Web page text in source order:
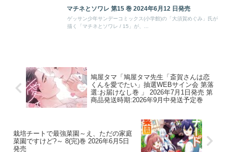
マチネとソワレ 第15 巻 2024年6月12 日発売
ゲッサン少年サンデーコミックス(小学館)の「大須賀めぐみ」氏が
描く「マチネとソワレ / 15」が、...
鳩屋タマ「鳩屋タマ先生「斎賀さんは恋
くんを愛でたい」抽選WEBサイン会 第落
選:お届けなし巻 」 2026年7月1日発売 第
商品発送時期:2026年9月中発送予定巻
栽培チートで最強菜園～え、ただの家庭
菜園ですけど?～ 8(完)巻 2026年6月5日
発売